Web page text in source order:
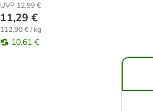
UVP 12,99 €
11,29 €
112,90 € / kg
10,61 €